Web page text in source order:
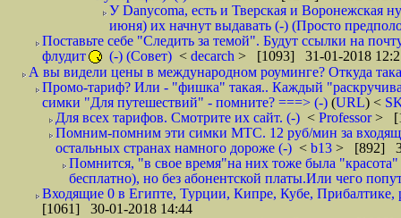
У Danycoma, есть и Тверская и Воронежская
июня) их начнут выдавать (-) (Просто
Поставьте себе "Следить за темой". Будут ссылки на
флудит
(-) (Совет) < decarch > [1093] 31-01-2018
А вы видели цены в международном роуминге? Откуда
Промо-тариф? Или - "фишка" такая.. Каждый
симки "Для путешествий" - помните? ===> (-) (URL) <
Для всех тарифов. Смотрите их сайт. (-) < Professor>
Помним-помним эти симки МТС. 12 руб/мин за
остальных странах намного дороже (-) < b13 > [892]
Помнится, "в свое время"на них тоже была
бесплатно), но без абонентской платы.Или чего
Входящие 0 в Египте, Турции, Кипре, Кубе,
[1061] 30-01-2018 14:44